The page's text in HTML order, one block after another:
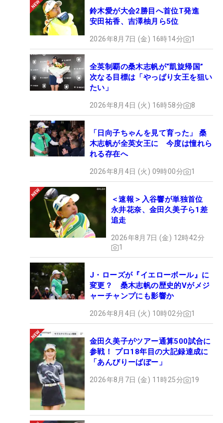
鈴木愛が大会2勝目へ首位T発進
安田祐香、吉澤柚月ら5位
2026年8月7日 (金) 16時14分 1
全英制覇の桑木志帆が“凱旋帰国”
次なる目標は「やっぱり女王を狙い
たい」
2026年8月4日 (火) 16時58分 8
「日向子ちゃんを見て育った」 桑
木志帆が全英女王に 今度は憧れら
れる存在へ
2026年8月4日 (火) 09時00分 1
＜速報＞入谷響が単独首位
永井花奈、金田久美子ら1差
追走
2026年8月7日 (金) 12時42分
1
J・ローズが『イエローボール』に
変更？ 桑木志帆の歴史的Vがメジ
ャーチャンプにも影響か
2026年8月4日 (火) 10時02分 1
金田久美子がツアー通算500試合に
参戦！ プロ18年目の大記録達成に
「あんびりーばぼー」
2026年8月7日 (金) 11時25分 19